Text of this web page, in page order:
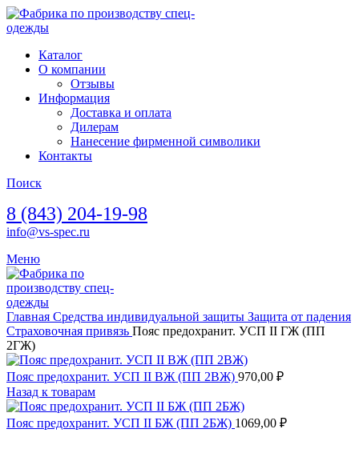
Каталог
О компании
Отзывы
Информация
Доставка и оплата
Дилерам
Нанесение фирменной символики
Контакты
Поиск
8 (843) 204-19-98
info@vs-spec.ru
Меню
Главная Средства индивидуальной защиты Защита от падения
Страховочная привязь Пояс предохранит. УСП II ГЖ (ПП
2ГЖ)
Пояс предохранит. УСП II ВЖ (ПП 2ВЖ) 970,00 ₽
Назад к товарам
Пояс предохранит. УСП II БЖ (ПП 2БЖ) 1069,00 ₽